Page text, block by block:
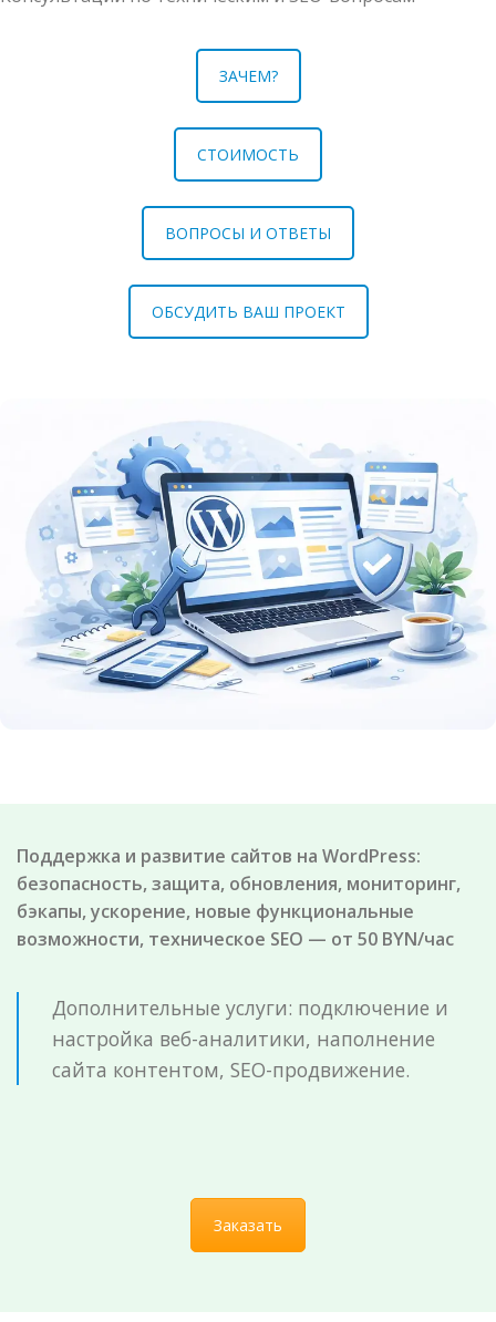
ЗАЧЕМ?
СТОИМОСТЬ
ВОПРОСЫ И ОТВЕТЫ
ОБСУДИТЬ ВАШ ПРОЕКТ
Поддержка и развитие сайтов на WordPress:
безопасность, защита, обновления, мониторинг,
бэкапы, ускорение, новые функциональные
возможности, техническое SEO — от 50 BYN/час
Дополнительные услуги: подключение и
настройка веб-аналитики, наполнение
сайта контентом, SEO-продвижение.
Заказать